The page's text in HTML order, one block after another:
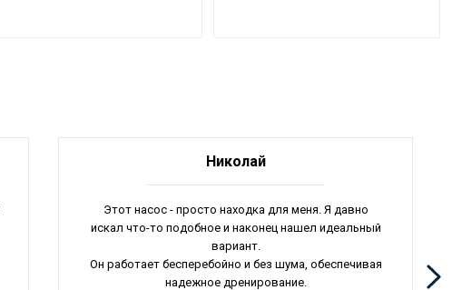
Николай
Этот насос - просто находка для меня. Я давно
искал что-то подобное и наконец нашел идеальный
вариант.
Он работает бесперебойно и без шума, обеспечивая
надежное дренирование.